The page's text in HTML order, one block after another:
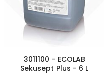
3011100 - ECOLAB
Sekusept Plus - 6 L